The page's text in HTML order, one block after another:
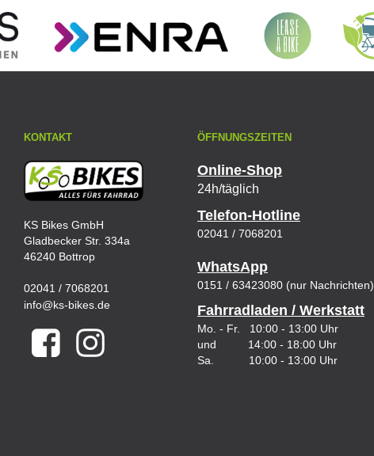
KONTAKT
KS Bikes GmbH
Gladbecker Str. 334a
46240 Bottrop
02041 / 7068201
info@ks-bikes.de
ÖFFNUNGSZEITEN
Online-Shop
24h/täglich
Telefon-Hotline
02041 / 7068201
WhatsApp
0151 / 63423080 (nur Nachrichten)
Fahrradladen / Werkstatt
Mo. - Fr. 10:00 - 13:00 Uhr
und 14:00 - 18:00 Uhr
Sa. 10:00 - 13:00 Uhr